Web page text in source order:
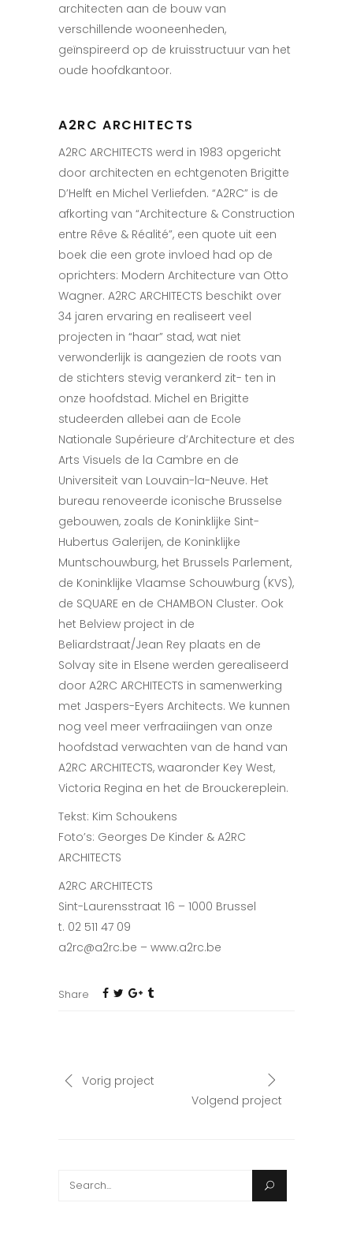
architecten aan de bouw van
verschillende wooneenheden,
geïnspireerd op de kruisstructuur van het
oude hoofdkantoor.
A2RC ARCHITECTS
A2RC ARCHITECTS werd in 1983 opgericht
door architecten en echtgenoten Brigitte
D’Helft en Michel Verliefden. “A2RC” is de
afkorting van “Architecture & Construction
entre Rêve & Réalité”, een quote uit een
boek die een grote invloed had op de
oprichters: Modern Architecture van Otto
Wagner. A2RC ARCHITECTS beschikt over
34 jaren ervaring en realiseert veel
projecten in “haar” stad, wat niet
verwonderlijk is aangezien de roots van
de stichters stevig verankerd zit- ten in
onze hoofdstad. Michel en Brigitte
studeerden allebei aan de Ecole
Nationale Supérieure d’Architecture et des
Arts Visuels de la Cambre en de
Universiteit van Louvain-la-Neuve. Het
bureau renoveerde iconische Brusselse
gebouwen, zoals de Koninklijke Sint-
Hubertus Galerijen, de Koninklijke
Muntschouwburg, het Brussels Parlement,
de Koninklijke Vlaamse Schouwburg (KVS),
de SQUARE en de CHAMBON Cluster. Ook
het Belview project in de
Beliardstraat/Jean Rey plaats en de
Solvay site in Elsene werden gerealiseerd
door A2RC ARCHITECTS in samenwerking
met Jaspers-Eyers Architects. We kunnen
nog veel meer verfraaiingen van onze
hoofdstad verwachten van de hand van
A2RC ARCHITECTS, waaronder Key West,
Victoria Regina en het de Brouckereplein.
Tekst: Kim Schoukens
Foto’s: Georges De Kinder & A2RC
ARCHITECTS
A2RC ARCHITECTS
Sint-Laurensstraat 16 – 1000 Brussel
t. 02 511 47 09
a2rc@a2rc.be – www.a2rc.be
Share
Vorig project
Volgend project
Search